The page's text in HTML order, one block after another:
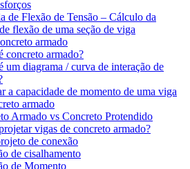
de Flexão de Tensão – Cálculo da
flexão de uma seção de viga
armado
concreto armado?
um diagrama / curva de interação de
a capacidade de momento de uma viga
armado
Armado vs Concreto Protendido
vigas de concreto armado?
de conexão
de cisalhamento
de Momento